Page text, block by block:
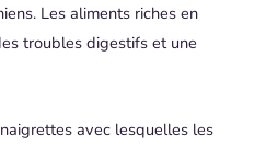
Les aliments riches en
troubles digestifs et une
avec lesquelles les